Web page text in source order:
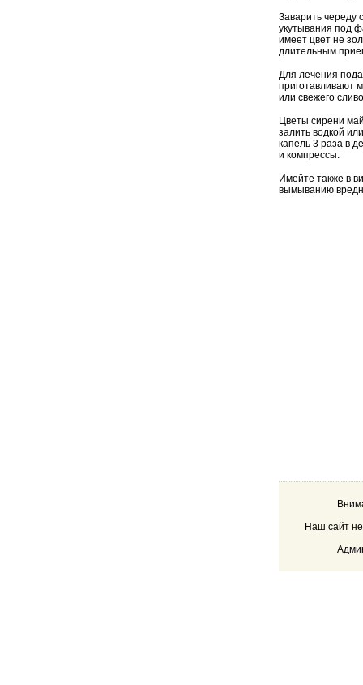
Заварить череду
укутывания под
имеет цвет не
длительным
Для лечения
приготавливают
или свежего
Цветы сирени
залить водкой
капель 3 раза в
и компрессы.
Имейте также в
вымыванию
Наш сайт